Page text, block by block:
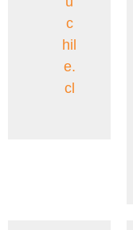
c
hil
e.
cl